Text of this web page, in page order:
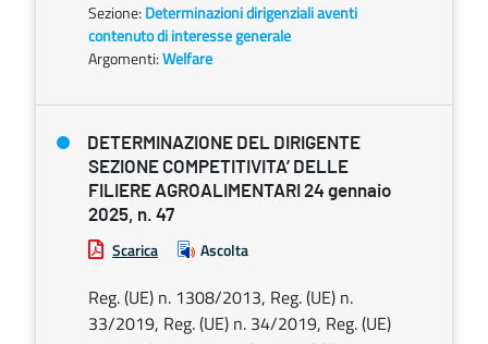
Sezione: Determinazioni dirigenziali aventi
contenuto di interesse generale
Argomenti:Welfare
DETERMINAZIONE DEL DIRIGENTE
SEZIONE COMPETITIVITA’ DELLE
FILIERE AGROALIMENTARI 24 gennaio
2025, n. 47
Scarica Ascolta
Reg. (UE) n. 1308/2013, Reg. (UE) n.
33/2019, Reg. (UE) n. 34/2019, Reg. (UE)